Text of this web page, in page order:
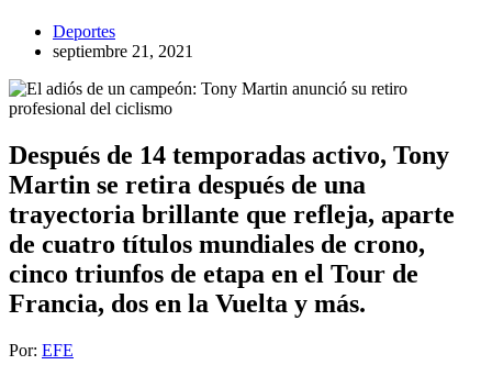
Deportes
septiembre 21, 2021
Después de 14 temporadas activo, Tony
Martin se retira después de una
trayectoria brillante que refleja, aparte
de cuatro títulos mundiales de crono,
cinco triunfos de etapa en el Tour de
Francia, dos en la Vuelta y más.
Por: EFE